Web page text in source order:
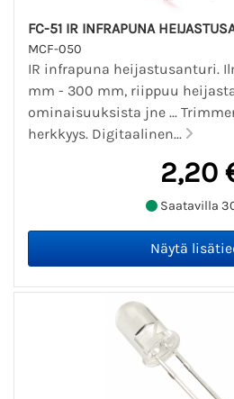
FC-51 IR INFRAPUNA
MCF-050
IR infrapuna heijastusanturi.
mm - 300 mm, riippuu
ominaisuuksista jne ...
herkkyys. Digitaalinen...
2,20
Saatavilla